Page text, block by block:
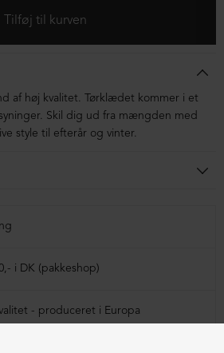
af høj kvalitet. Tørklædet kommer i et
Skil dig ud fra mængden med
style til efterår og vinter.
i DK (pakkeshop)
- produceret i Europa